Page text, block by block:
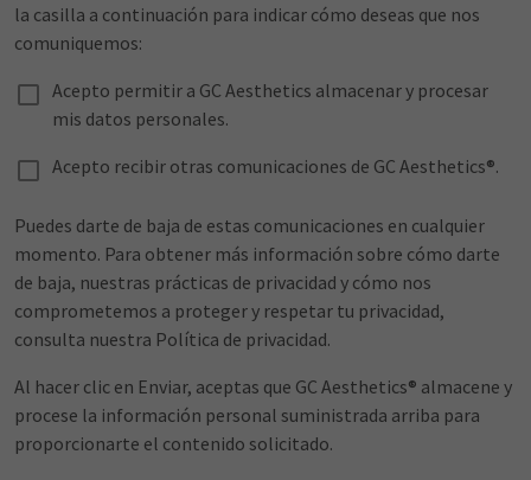
la casilla a continuación para indicar cómo deseas que nos
comuniquemos:
Acepto permitir a GC Aesthetics almacenar y procesar
mis datos personales.
Acepto recibir otras comunicaciones de GC Aesthetics®.
Puedes darte de baja de estas comunicaciones en cualquier
momento. Para obtener más información sobre cómo darte
de baja, nuestras prácticas de privacidad y cómo nos
comprometemos a proteger y respetar tu privacidad,
consulta nuestra Política de privacidad.
Al hacer clic en Enviar, aceptas que GC Aesthetics® almacene y
procese la información personal suministrada arriba para
proporcionarte el contenido solicitado.